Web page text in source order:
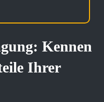
Kennen
Ihrer